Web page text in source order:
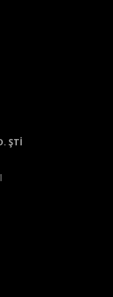
ŞTİ